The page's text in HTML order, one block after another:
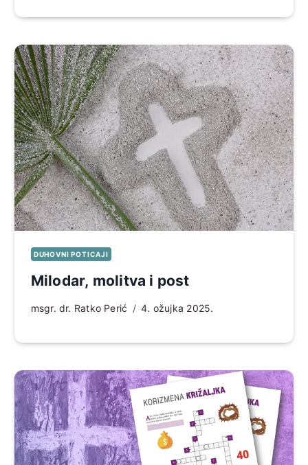
DUHOVNI POTICAJI
Milodar, molitva i post
msgr. dr. Ratko Perić 4. ožujka 2025.